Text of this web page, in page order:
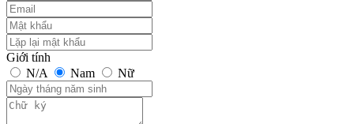
Giới tính
N/A
Nam Nữ